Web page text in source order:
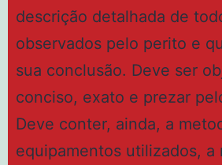
descrição detalhada de
observados pelo perito e
sua conclusão. Deve ser
conciso, exato e prezar
Deve conter, ainda, a
equipamentos utilizados, a